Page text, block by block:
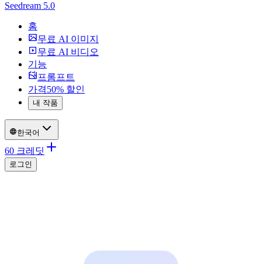
Seedream 5.0
홈
무료 AI 이미지
무료 AI 비디오
기능
프롬프트
가격50% 할인
내 작품
한국어
60 크레딧
로그인